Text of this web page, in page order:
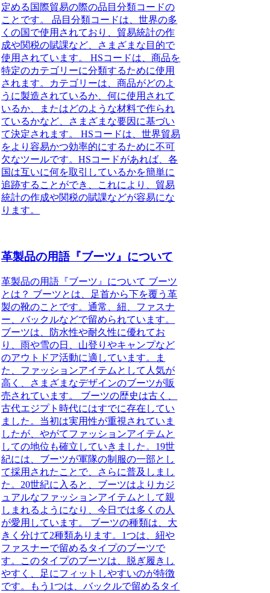
定める国際貿易の際の品目分類コードの
ことです。 品目分類コードは、世界の多
くの国で使用されており、貿易統計の作
成や関税の賦課など、さまざまな目的で
使用されています。 HSコードは、商品を
特定のカテゴリーに分類するために使用
されます。カテゴリーは、商品がどのよ
うに製造されているか、何に使用されて
いるか、またはどのような材料で作られ
ているかなど、さまざまな要因に基づい
て決定されます。 HSコードは、世界貿易
をより容易かつ効率的にするために不可
欠なツールです。HSコードがあれば、各
国は互いに何を取引しているかを簡単に
追跡することができ、これにより、貿易
統計の作成や関税の賦課などが容易にな
ります。
革製品の用語『ブーツ』について
革製品の用語『ブーツ』について ブーツ
とは？ ブーツとは、足首から下を覆う革
製の靴のことです。通常、紐、ファスナ
ー、バックルなどで留められています。
ブーツは、防水性や耐久性に優れてお
り、雨や雪の日、山登りやキャンプなど
のアウトドア活動に適しています。ま
た、ファッションアイテムとして人気が
高く、さまざまなデザインのブーツが販
売されています。 ブーツの歴史は古く、
古代エジプト時代にはすでに存在してい
ました。当初は実用性が重視されていま
したが、やがてファッションアイテムと
しての地位も確立していきました。19世
紀には、ブーツが軍隊の制服の一部とし
て採用されたことで、さらに普及しまし
た。20世紀に入ると、ブーツはよりカジ
ュアルなファッションアイテムとして親
しまれるようになり、今日では多くの人
が愛用しています。 ブーツの種類は、大
きく分けて2種類あります。1つは、紐や
ファスナーで留めるタイプのブーツで
す。このタイプのブーツは、脱ぎ履きし
やすく、足にフィットしやすいのが特徴
です。もう1つは、バックルで留めるタイ